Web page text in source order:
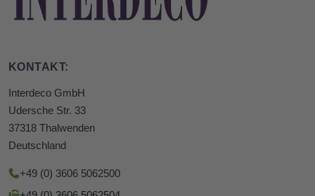
KONTAKT:
Interdeco GmbH
Udersche Str. 33
37318 Thalwenden
Deutschland
+49 (0) 3606 5062500